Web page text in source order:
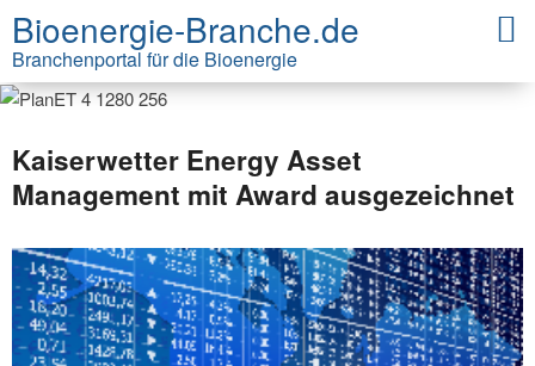
Bioenergie-Branche.de
Branchenportal für die Bioenergie
Kaiserwetter Energy Asset
Management mit Award ausgezeichnet